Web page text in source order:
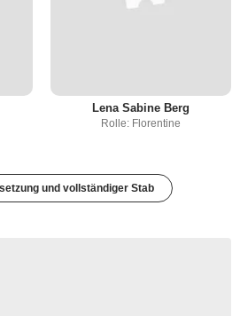
Lena Sabine Berg
Rolle: Florentine
und vollständiger Stab